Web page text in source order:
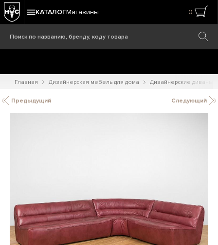
КАТАЛОГМагазины 0
Главная Дизайнерская мебель для дома Дизайнерские диваны
Предыдущий Следующий